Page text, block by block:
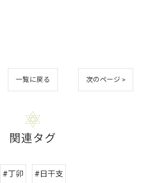
一覧に戻る 次のページ >
関連タグ
#丁卯 #日干支